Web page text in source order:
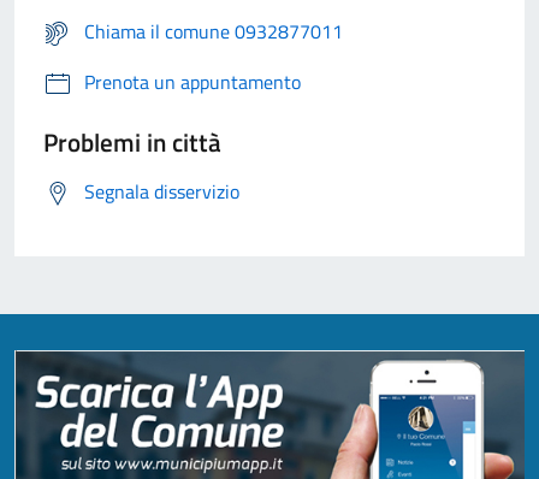
Chiama il comune 0932877011
Prenota un appuntamento
Problemi in città
Segnala disservizio